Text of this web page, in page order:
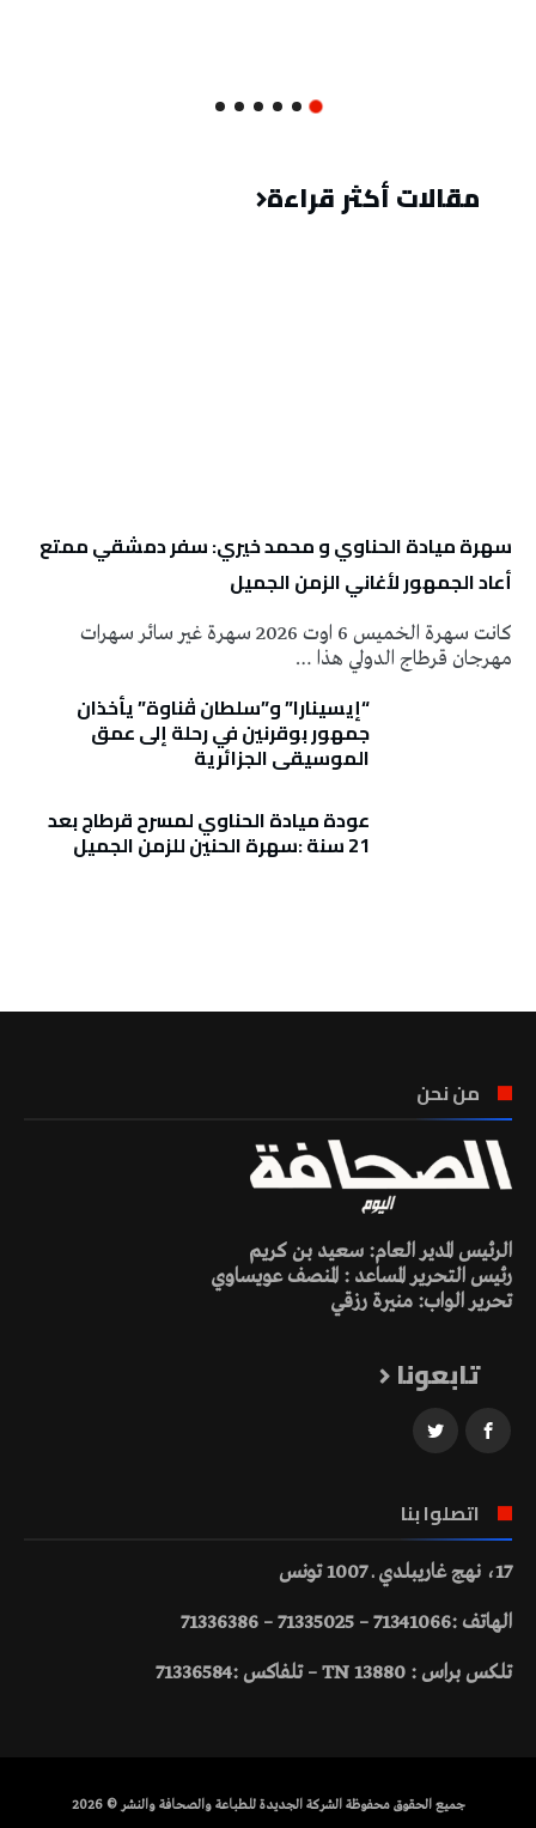
مقالات أكثر قراءة
سهرة ميادة الحناوي و محمد خيري: سفر دمشقي ممتع
أعاد الجمهور لأغاني الزمن الجميل
كانت سهرة الخميس 6 اوت 2026 سهرة غير سائر سهرات
مهرجان قرطاج الدولي هذا …
“إيسينارا” و”سلطان ڤناوة” يأخذان
جمهور بوقرنين في رحلة إلى عمق
الموسيقى الجزائرية
عودة ميادة الحناوي لمسرح قرطاج بعد
21 سنة :سهرة الحنين للزمن الجميل
من نحن
الرئيس المدير العام: سعيد بن كريم
رئيس التحرير المساعد : المنصف عويساوي
تحرير الواب: منيرة رزقي
تابعونا
اتصلوا بنا
17، نهج غاريبلدي ـ 1007 تونس
الهاتف :71341066 – 71335025 – 71336386
تلكس براس : 13880 TN – تلفاكس :71336584
جميع الحقوق محفوظة الشركة الجديدة للطباعة والصحافة والنشر © 2026